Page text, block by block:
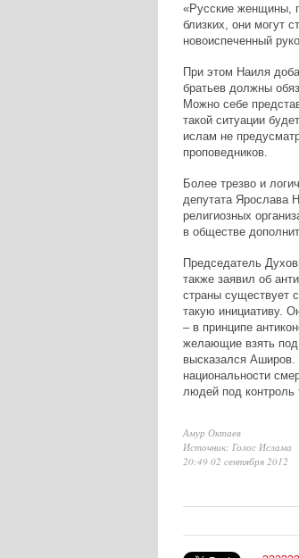
«Русские женщины,
близких, они могут
новоиспеченный
При этом Наиля
братьев должны
Можно себе
такой ситуации
ислам не
проповедников.
Более трезво и
депутата Ярослава
религиозных
в обществе
Председатель
также заявил об
страны существует
такую инициативу.
– в принципе
желающие взять под
высказался
национальности
людей под контроль
Амур Октаев
Источник: Голос Ислама
20:49 02 сентября 2012